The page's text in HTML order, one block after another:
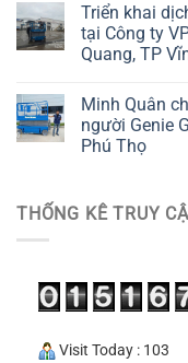
Triển khai
tại Công ty
Quang, TP
Minh Quân
người Genie
Phú Thọ
THỐNG KÊ TRUY
Visit Today : 103